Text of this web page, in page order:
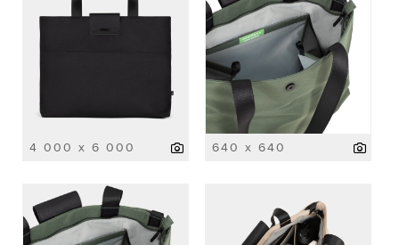
4 000 x 6 000 640 x 640